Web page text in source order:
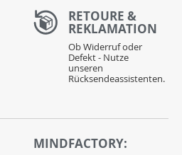
RETOURE &
REKLAMATION
Ob Widerruf oder
Defekt - Nutze
unseren
Rücksendeassistenten.
MINDFACTORY: